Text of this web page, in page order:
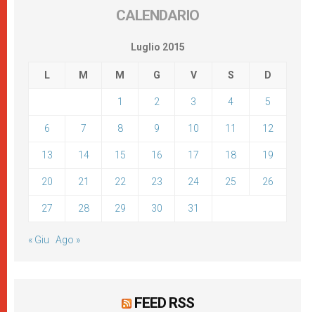
CALENDARIO
Luglio 2015
L M M G V S D
1 2 3 4 5
6 7 8 9 10 11 12
13 14 15 16 17 18 19
20 21 22 23 24 25 26
27 28 29 30 31
« Giu Ago »
FEED RSS